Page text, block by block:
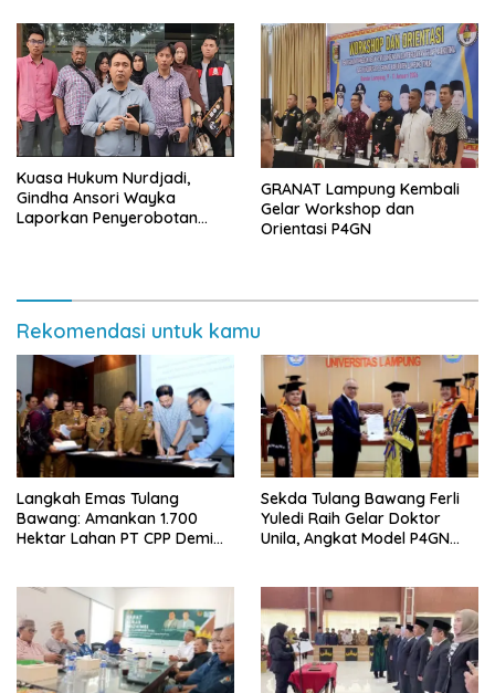
Kuasa Hukum Nurdjadi,
Gindha Ansori Wayka
Laporkan Penyerobotan
GRANAT Lampung Kembali
Gelar Workshop dan
Orientasi P4GN
Rekomendasi untuk kamu
Langkah Emas Tulang
Bawang: Amankan 1.700
Hektar Lahan PT CPP Demi
Sekda Tulang Bawang Ferli
Yuledi Raih Gelar Doktor
Unila, Angkat Model P4GN